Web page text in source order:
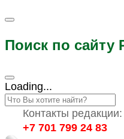
Поиск по сайту
Loading...
Контакты редакции:
+7 701 799 24 83